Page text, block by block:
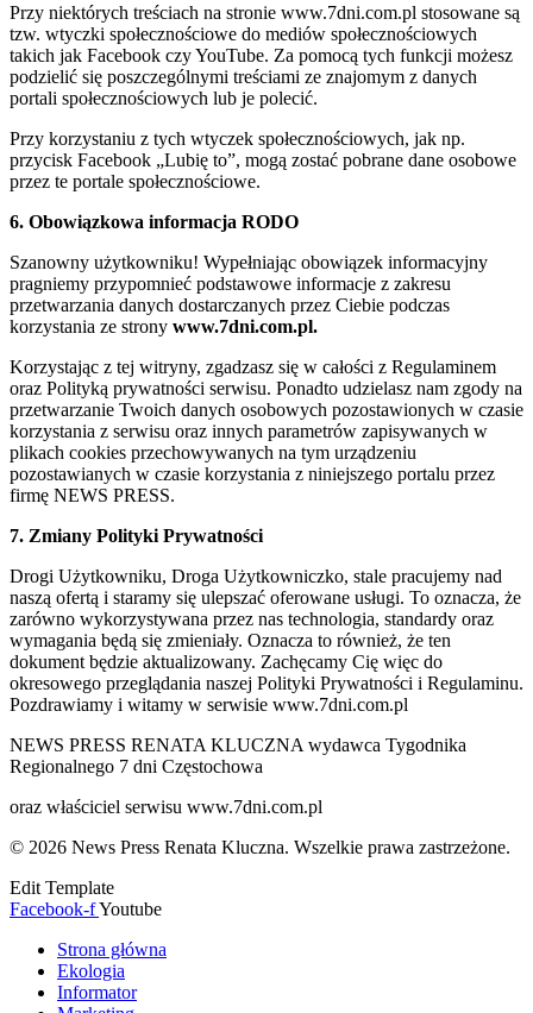
Przy niektórych treściach na stronie www.7dni.com.pl stosowane są
tzw. wtyczki społecznościowe do mediów społecznościowych
takich jak Facebook czy YouTube. Za pomocą tych funkcji możesz
podzielić się poszczególnymi treściami ze znajomym z danych
portali społecznościowych lub je polecić.
Przy korzystaniu z tych wtyczek społecznościowych, jak np.
przycisk Facebook „Lubię to”, mogą zostać pobrane dane osobowe
przez te portale społecznościowe.
6. Obowiązkowa informacja RODO
Szanowny użytkowniku! Wypełniając obowiązek informacyjny
pragniemy przypomnieć podstawowe informacje z zakresu
przetwarzania danych dostarczanych przez Ciebie podczas
korzystania ze strony www.7dni.com.pl.
Korzystając z tej witryny, zgadzasz się w całości z Regulaminem
oraz Polityką prywatności serwisu. Ponadto udzielasz nam zgody na
przetwarzanie Twoich danych osobowych pozostawionych w czasie
korzystania z serwisu oraz innych parametrów zapisywanych w
plikach cookies przechowywanych na tym urządzeniu
pozostawianych w czasie korzystania z niniejszego portalu przez
firmę NEWS PRESS.
7. Zmiany Polityki Prywatności
Drogi Użytkowniku, Droga Użytkowniczko, stale pracujemy nad
naszą ofertą i staramy się ulepszać oferowane usługi. To oznacza, że
zarówno wykorzystywana przez nas technologia, standardy oraz
wymagania będą się zmieniały. Oznacza to również, że ten
dokument będzie aktualizowany. Zachęcamy Cię więc do
okresowego przeglądania naszej Polityki Prywatności i Regulaminu.
Pozdrawiamy i witamy w serwisie www.7dni.com.pl
NEWS PRESS RENATA KLUCZNA wydawca Tygodnika
Regionalnego 7 dni Częstochowa
oraz właściciel serwisu www.7dni.com.pl
© 2026 News Press Renata Kluczna. Wszelkie prawa zastrzeżone.
Edit Template
Facebook-fYoutube
Strona główna
Ekologia
Informator